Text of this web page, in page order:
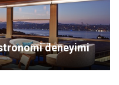
deneyimi